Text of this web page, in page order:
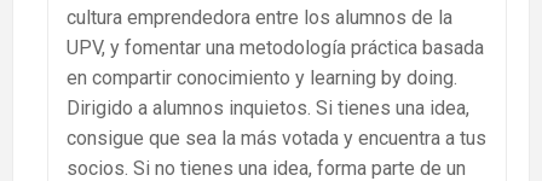
cultura emprendedora entre los alumnos de la
UPV, y fomentar una metodología práctica basada
en compartir conocimiento y learning by doing.
Dirigido a alumnos inquietos. Si tienes una idea,
consigue que sea la más votada y encuentra a tus
socios. Si no tienes una idea, forma parte de un